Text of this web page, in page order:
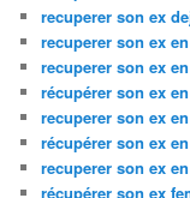
recuperer son ex
recuperer son ex
recuperer son ex
récupérer son ex
recuperer son ex
récupérer son ex
recuperer son ex
récupérer son ex